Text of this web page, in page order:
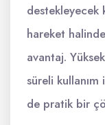
destekleyecek
hareket
avantaj.
süreli kullanım
de pratik bir